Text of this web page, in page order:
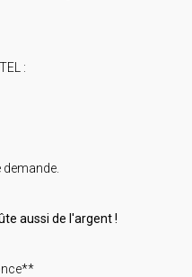
:
aussi de l'argent !